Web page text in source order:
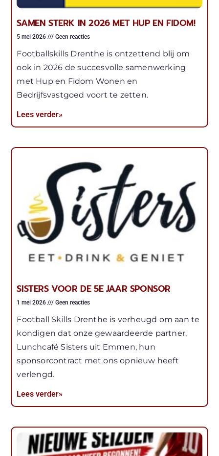
SAMEN STERK IN 2026 MET HUP EN FIDOM!
5 mei 2026 Geen reacties
Footballskills Drenthe is ontzettend blij om
ook in 2026 de succesvolle samenwerking
met Hup en Fidom Wonen en
Bedrijfsvastgoed voort te zetten.
Lees verder»
SISTERS VOOR DE 5E JAAR SPONSOR
1 mei 2026 Geen reacties
Football Skills Drenthe is verheugd om aan te
kondigen dat onze gewaardeerde partner,
Lunchcafé Sisters uit Emmen, hun
sponsorcontract met ons opnieuw heeft
verlengd.
Lees verder»